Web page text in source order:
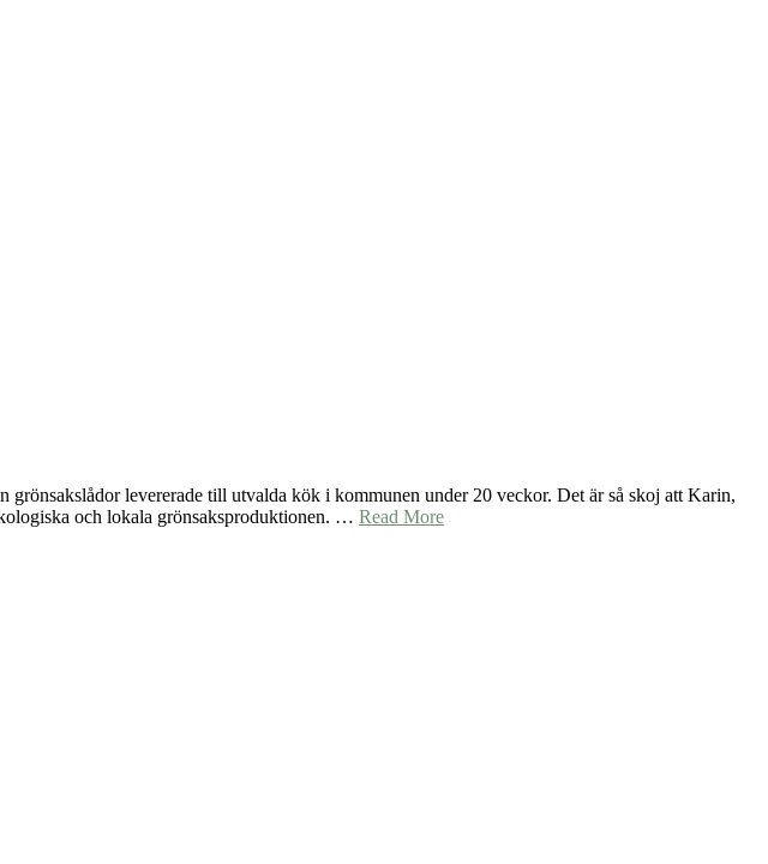
levererade till utvalda kök i kommunen under 20 veckor. Det är så skoj att Karin,
och lokala grönsaksproduktionen. … Read More